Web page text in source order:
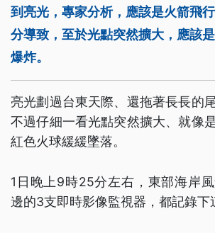
到亮光，專家分析，應該是火箭飛
分導致，至於光點突然擴大，應該
爆炸。
亮光劃過台東天際、還拖著長長的
不過仔細一看光點突然擴大、就像
紅色火球緩緩墜落。
1日晚上9時25分左右，東部海岸
邊的3支即時影像監視器，都記錄下